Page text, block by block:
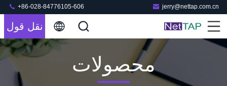
jerry@nettap.com.cn
+86-028-84776105-606
نقل قول
محصولات